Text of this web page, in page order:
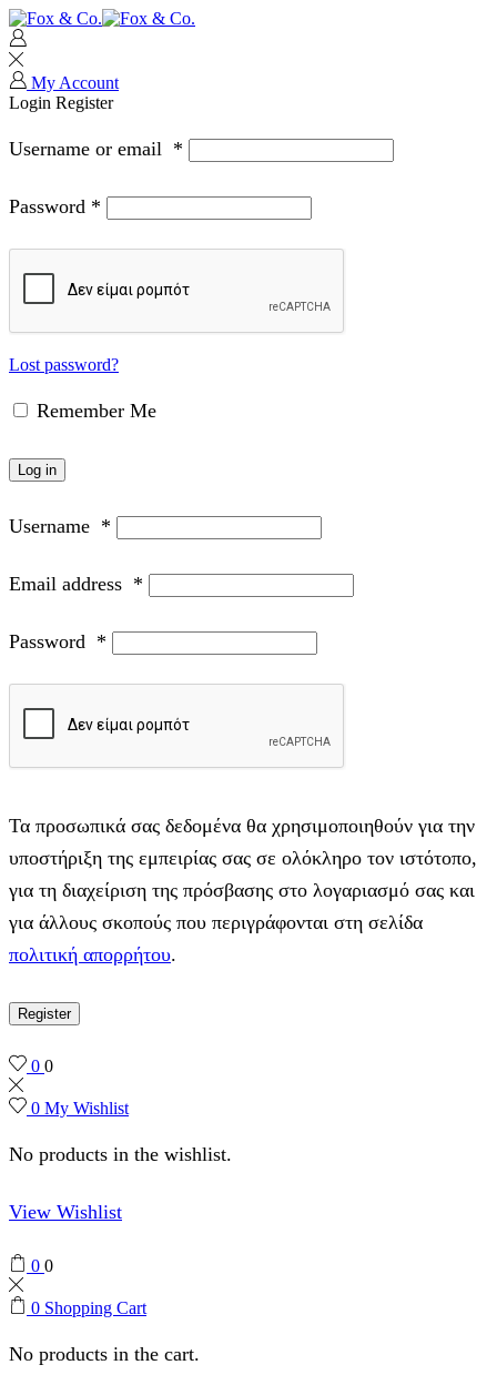
My Account
Login Register
Username or email *
Password *
Lost password?
Remember Me
Log in
Username *
Email address *
Password *
Τα προσωπικά σας δεδομένα θα χρησιμοποιηθούν για την
υποστήριξη της εμπειρίας σας σε ολόκληρο τον ιστότοπο,
για τη διαχείριση της πρόσβασης στο λογαριασμό σας και
για άλλους σκοπούς που περιγράφονται στη σελίδα
πολιτική απορρήτου.
Register
0 0
0 My Wishlist
No products in the wishlist.
View Wishlist
0 0
0 Shopping Cart
No products in the cart.